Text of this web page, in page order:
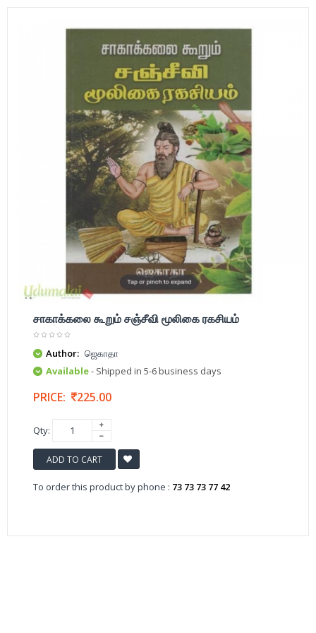
சாகாக்கலை கூறும் சஞ்சீவி மூலிகை ரகசியம்
Author: ஜெகாதா
Available- Shipped in 5-6 business days
PRICE: 225.00
Qty:
ADD TO CART
To order this product by phone : 73 73 73 77 42